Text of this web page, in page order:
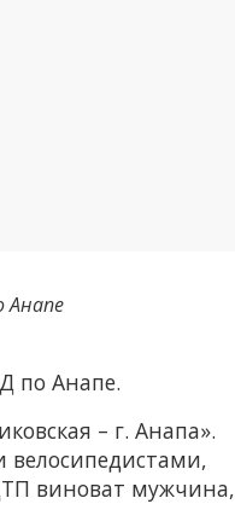
по Анапе.
– г. Анапа».
велосипедистами,
виноват мужчина,